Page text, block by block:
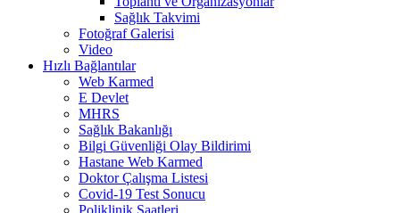
Sağlık Takvimi
Fotoğraf Galerisi
Video
Hızlı Bağlantılar
Web Karmed
E Devlet
MHRS
Sağlık Bakanlığı
Bilgi Güvenliği Olay Bildirimi
Hastane Web Karmed
Doktor Çalışma Listesi
Covid-19 Test Sonucu
Poliklinik Saatleri